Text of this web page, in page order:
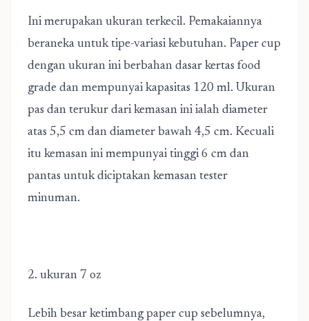
Ini merupakan ukuran terkecil. Pemakaiannya
beraneka untuk tipe-variasi kebutuhan. Paper cup
dengan ukuran ini berbahan dasar kertas food
grade dan mempunyai kapasitas 120 ml. Ukuran
pas dan terukur dari kemasan ini ialah diameter
atas 5,5 cm dan diameter bawah 4,5 cm. Kecuali
itu kemasan ini mempunyai tinggi 6 cm dan
pantas untuk diciptakan kemasan tester
minuman.
2. ukuran 7 oz
Lebih besar ketimbang paper cup sebelumnya,